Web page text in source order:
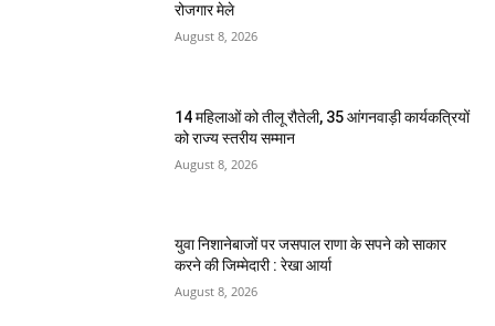
रोजगार मेले
August 8, 2026
14 महिलाओं को तीलू रौतेली, 35 आंगनवाड़ी कार्यकत्रियों
को राज्य स्तरीय सम्मान
August 8, 2026
युवा निशानेबाजों पर जसपाल राणा के सपने को साकार
करने की जिम्मेदारी : रेखा आर्या
August 8, 2026